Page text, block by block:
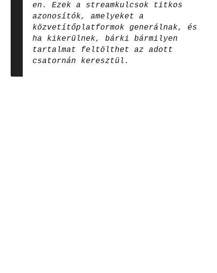
en. Ezek a streamkulcsok titkos
azonosítók, amelyeket a
közvetítőplatformok generálnak, és
ha kikerülnek, bárki bármilyen
tartalmat feltölthet az adott
csatornán keresztül.